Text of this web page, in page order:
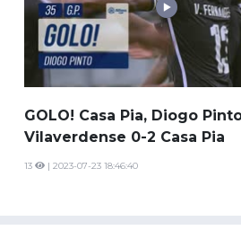
GOLO! Casa Pia, Diogo
Vilaverdense 0-2 Casa Pia
13 | 2023-07-23 18:46:40